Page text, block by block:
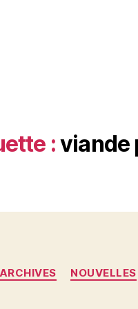
:viande
ARCHIVES NOUVELLES